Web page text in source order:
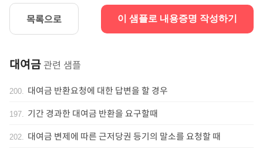
목록으로 이 샘플로 내용증명 작성하기
대여금 관련 샘플
200. 대여금 반환요청에 대한 답변을 할 경우
197. 기간 경과한 대여금 반환을 요구할때
202. 대여금 변제에 따른 근저당권 등기의 말소를 요청할 때